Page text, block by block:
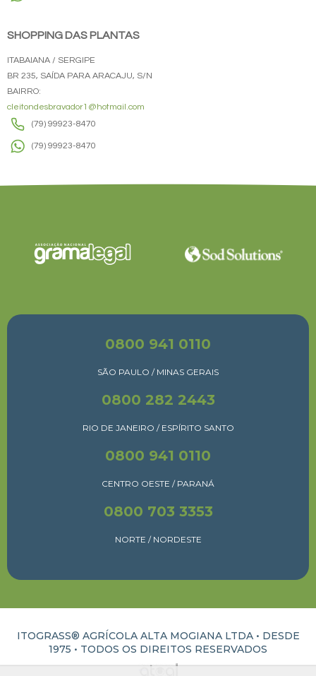
SHOPPING DAS PLANTAS
ITABAIANA / SERGIPE
BR 235, SAÍDA PARA ARACAJU, S/N
BAIRRO:
cleitondesbravador1@hotmail.com
(79) 99923-8470
(79) 99923-8470
0800 941 0110
SÃO PAULO / MINAS GERAIS
0800 282 2443
RIO DE JANEIRO / ESPÍRITO SANTO
0800 941 0110
CENTRO OESTE / PARANÁ
0800 703 3353
NORTE / NORDESTE
ITOGRASS® AGRÍCOLA ALTA MOGIANA LTDA • DESDE
1975 • TODOS OS DIREITOS RESERVADOS